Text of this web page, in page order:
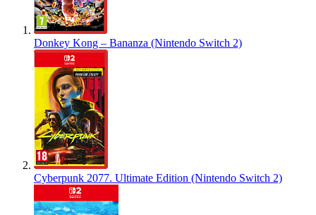
Donkey Kong – Bananza (Nintendo Switch 2)
Cyberpunk 2077. Ultimate Edition (Nintendo Switch 2)